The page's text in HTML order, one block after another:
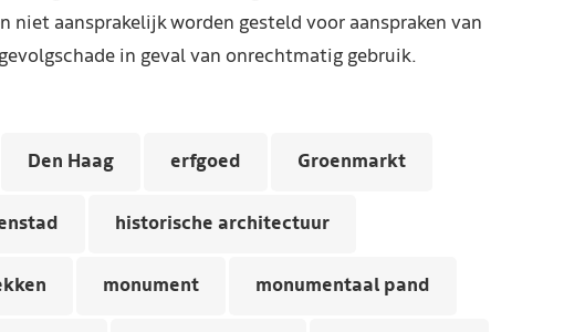
niet aansprakelijk worden gesteld voor aanspraken van
in geval van onrechtmatig gebruik.
Den Haag erfgoed Groenmarkt
historische architectuur
monument monumentaal pand